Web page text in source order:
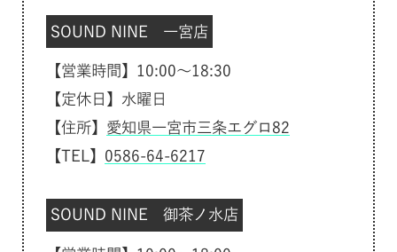
SOUND NINE 一宮店
【営業時間】10:00～18:30
【定休日】水曜日
【住所】 愛知県一宮市三条エグロ82
【TEL】 0586-64-6217
SOUND NINE 御茶ノ水店